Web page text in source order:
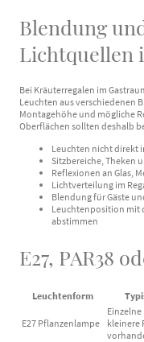
Blendung
Lichtquellen
Bei Kräuterregalen im
Leuchten aus verschiedenen
Montagehöhe und mögliche
Oberflächen sollten deshalb
Leuchten nicht direkt
Sitzbereiche, Theken
Reflexionen an Glas,
Lichtverteilung im
Blendung für Gäste
Leuchtenposition mit
abstimmen
E27, PAR38
Leuchtenform
E27 Pflanzenlampe
kleinere